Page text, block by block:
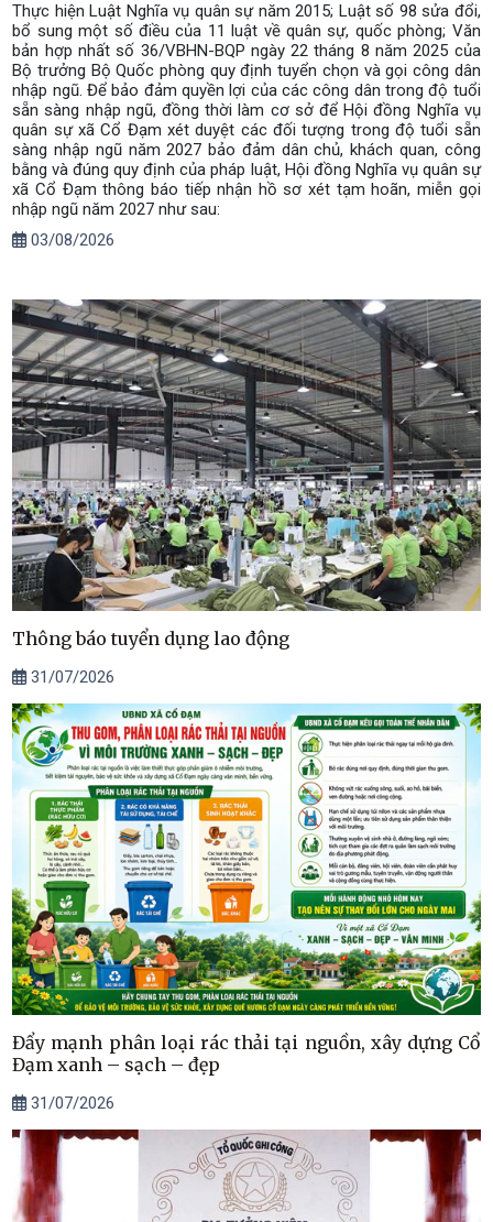
Thực hiện Luật Nghĩa vụ quân sự năm 2015; Luật số 98 sửa đổi,
bổ sung một số điều của 11 luật về quân sự, quốc phòng; Văn
bản hợp nhất số 36/VBHN-BQP ngày 22 tháng 8 năm 2025 của
Bộ trưởng Bộ Quốc phòng quy định tuyển chọn và gọi công dân
nhập ngũ. Để bảo đảm quyền lợi của các công dân trong độ tuổi
sẵn sàng nhập ngũ, đồng thời làm cơ sở để Hội đồng Nghĩa vụ
quân sự xã Cổ Đạm xét duyệt các đối tượng trong độ tuổi sẵn
sàng nhập ngũ năm 2027 bảo đảm dân chủ, khách quan, công
bằng và đúng quy định của pháp luật, Hội đồng Nghĩa vụ quân sự
xã Cổ Đạm thông báo tiếp nhận hồ sơ xét tạm hoãn, miễn gọi
nhập ngũ năm 2027 như sau:
03/08/2026
Thông báo tuyển dụng lao động
31/07/2026
Đẩy mạnh phân loại rác thải tại nguồn, xây dựng Cổ
Đạm xanh – sạch – đẹp
31/07/2026